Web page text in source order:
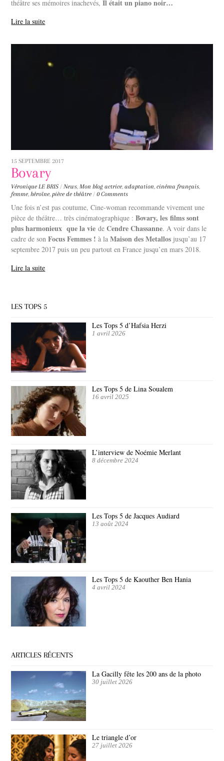
théâtre ses mémoires inachevés,Il était un piano noir…
Lire la suite
15 SEPTEMBRE 2017
Bovary
Véronique LE BRIS / News, Mon blog actrice,adaptation,cinéma français,
femme,héroïne, pièce de théâtre / 0 Comments
Une fois n’est pas coutume, Cine-woman recommande vivement une
pièce de théâtre… très cinématographique :Bovary, les films sont
plus harmonieux que la vie deCendre Chassanne. A voir dans le
cadre de sonFocus Femmes ! à laMaison des Metallos jusqu’au 17
septembre 2017 puis un peu partout en France jusqu’en mars 2018.
Lire la suite
LES TOPS 5
Les Tops 5 d’Hafsia Herzi
1 avril 2026
Les Tops 5 de Lina Soualem
16 avril 2025
L’interview de Noémie Merlant
8 décembre 2024
Les Tops 5 de Jacques Audiard
13 août 2024
Les Tops 5 de Kaouther Ben Hania
4 avril 2024
ARTICLES RÉCENTS
La Gacilly fête les 200 ans de la photo
30 juillet 2026
Le triangle d’or
27 juillet 2026